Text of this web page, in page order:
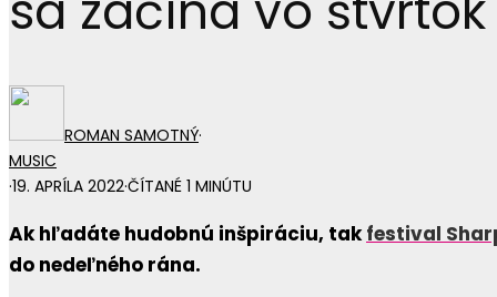
ROMAN SAMOTNÝ·
MUSIC
·19. APRÍLA 2022·ČÍTANÉ 1 MINÚTU
Ak hľadáte hudobnú inšpiráciu, takfestival
do nedeľného rána.